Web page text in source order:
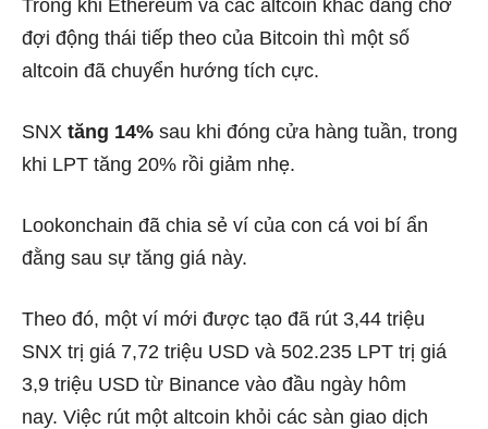
Trong khi Ethereum và các altcoin khác đang chờ
đợi động thái tiếp theo của Bitcoin thì một số
altcoin đã chuyển hướng tích cực.
SNX tăng 14% sau khi đóng cửa hàng tuần, trong
khi LPT tăng 20% ​​rồi giảm nhẹ.
Lookonchain đã chia sẻ ví của con cá voi bí ẩn
đằng sau sự tăng giá này.
Theo đó, một ví mới được tạo đã rút 3,44 triệu
SNX trị giá 7,72 triệu USD và 502.235 LPT trị giá
3,9 triệu USD từ Binance vào đầu ngày hôm
nay. Việc rút một altcoin khỏi các sàn giao dịch